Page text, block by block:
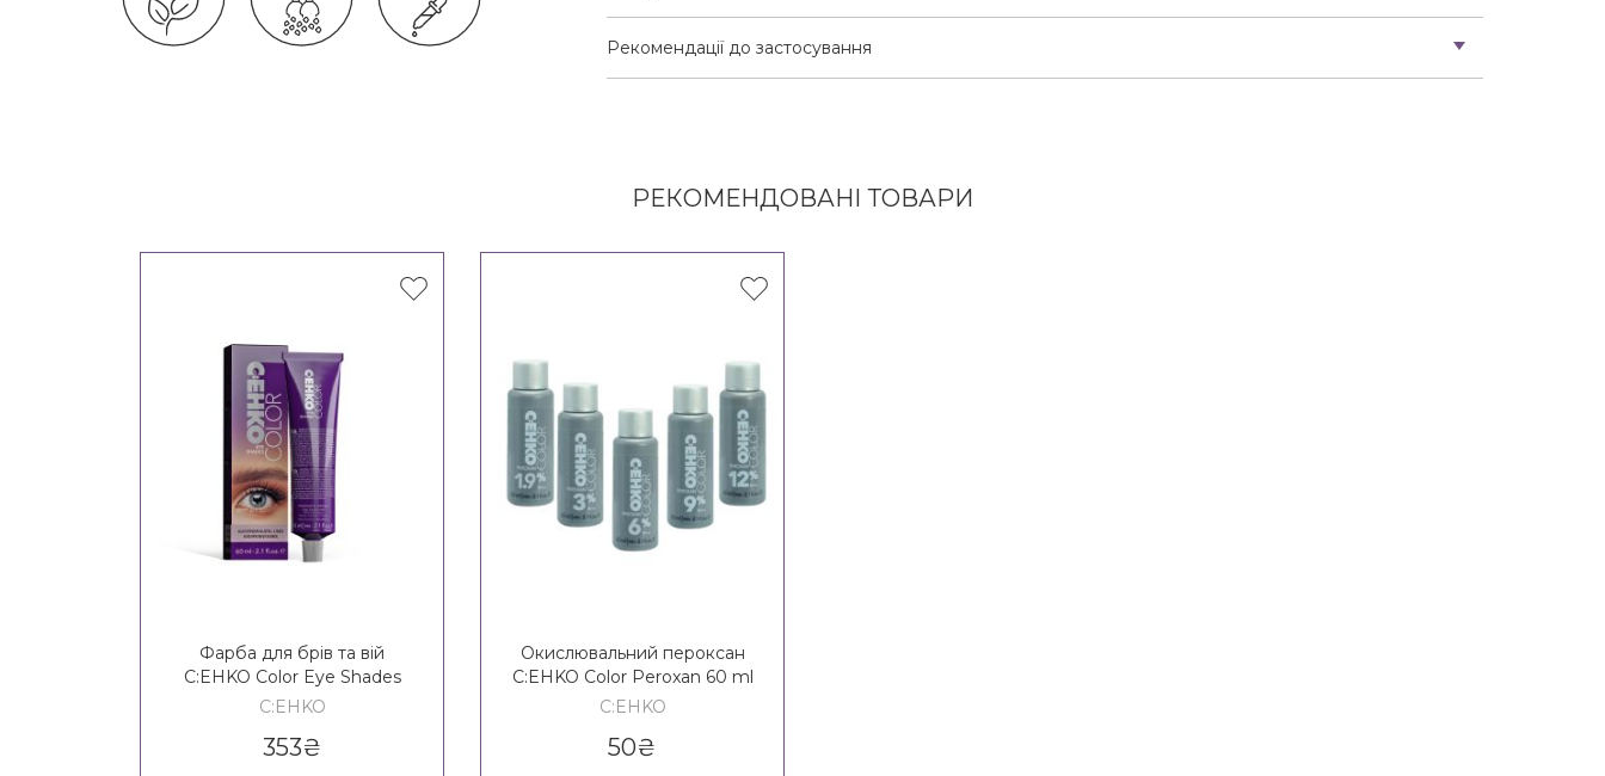
Рекомендації до застосування
РЕКОМЕНДОВАНІ ТОВАРИ
Фарба для брів та вій
C:EHKO Color Eye Shades
C:EHKO
353₴
Окислювальний пероксан
C:EHKO Color Peroxan 60 ml
C:EHKO
50₴